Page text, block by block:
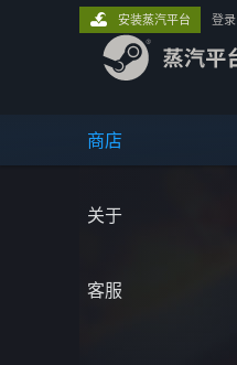
商店
关于
客服
安装蒸汽平台 登录